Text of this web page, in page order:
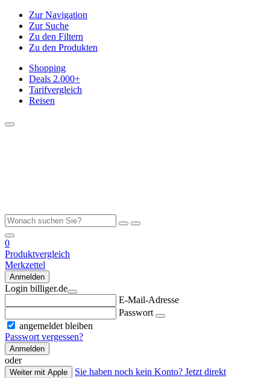
Zur Navigation
Zur Suche
Zu den Filtern
Zu den Produkten
Shopping
Deals 2.000+
Tarifvergleich
Reisen
0
Produktvergleich
Merkzettel
Anmelden
Login billiger.de
E-Mail-Adresse
Passwort
angemeldet bleiben
Passwort vergessen?
Anmelden
oder
Weiter mit Apple
Sie haben noch kein Konto? Jetzt direkt